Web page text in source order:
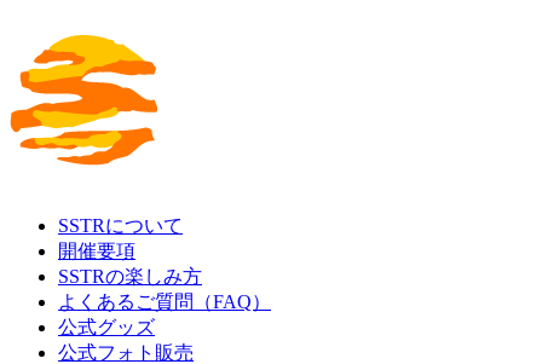
SSTRについて
開催要項
SSTRの楽しみ方
よくあるご質問（FAQ）
公式グッズ
公式フォト販売